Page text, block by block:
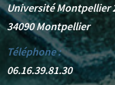
Université Montpellier
34090 Montpellier
Téléphone :
06.16.39.81.30